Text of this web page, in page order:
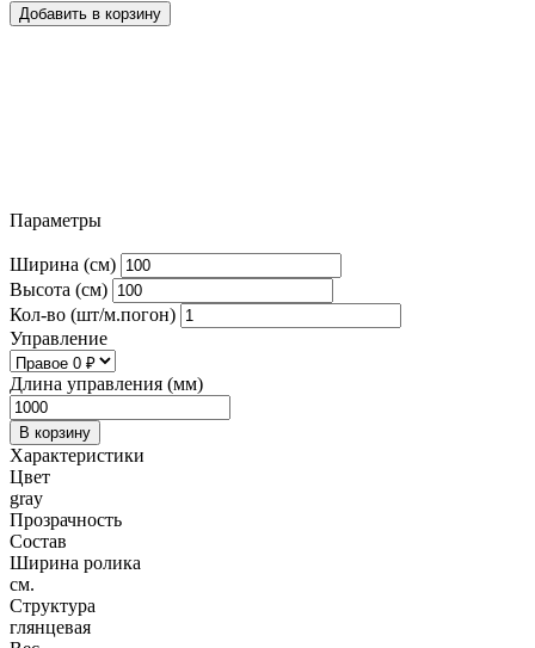
Добавить в корзину
Параметры
Ширина (см)
Высота (см)
Кол-во (шт/м.погон)
Управление
Длина управления (мм)
В корзину
Характеристики
Цвет
gray
Прозрачность
Состав
Ширина ролика
см.
Структура
глянцевая